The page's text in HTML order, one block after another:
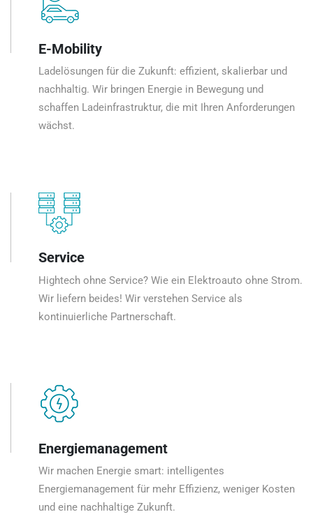
E-Mobility
Ladelösungen für die Zukunft: effizient, skalierbar und
nachhaltig. Wir bringen Energie in Bewegung und
schaffen Ladeinfrastruktur, die mit Ihren Anforderungen
wächst.
Service
Hightech ohne Service? Wie ein Elektroauto ohne Strom.
Wir liefern beides! Wir verstehen Service als
kontinuierliche Partnerschaft.
Energiemanagement
Wir machen Energie smart: intelligentes
Energiemanagement für mehr Effizienz, weniger Kosten
und eine nachhaltige Zukunft.